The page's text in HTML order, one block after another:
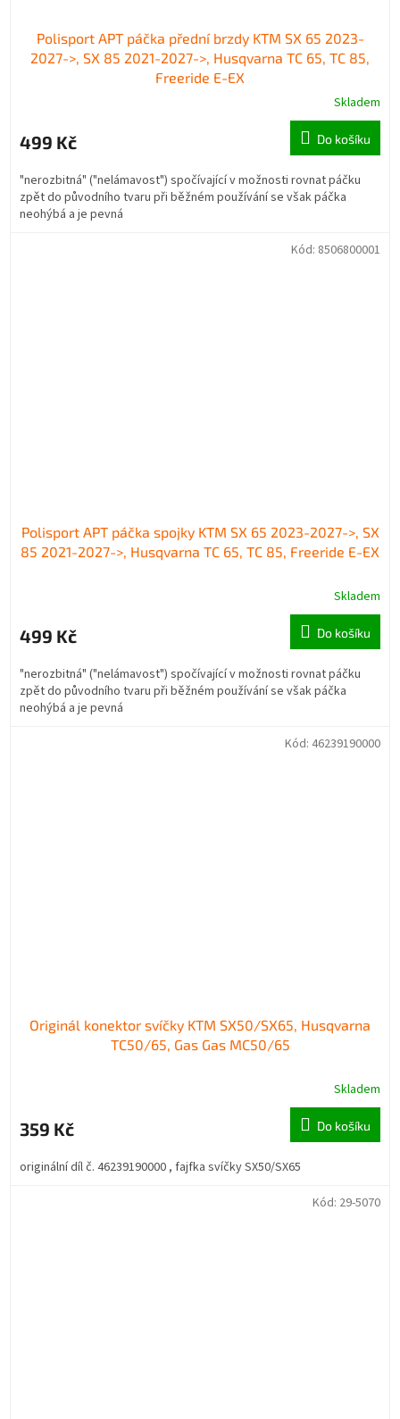
Polisport APT páčka přední brzdy KTM SX 65 2023-
2027->, SX 85 2021-2027->, Husqvarna TC 65, TC 85,
Freeride E-EX
Skladem
499 Kč Do košíku
"nerozbitná" ("nelámavost") spočívající v možnosti rovnat páčku
zpět do původního tvaru při běžném používání se však páčka
neohýbá a je pevná
Polisport APT páčka spojky KTM SX 65 2023-2027->, SX
85 2021-2027->, Husqvarna TC 65, TC 85, Freeride E-EX
Skladem
499 Kč Do košíku
"nerozbitná" ("nelámavost") spočívající v možnosti rovnat páčku
zpět do původního tvaru při běžném používání se však páčka
neohýbá a je pevná
Kód: 8506800001
Originál konektor svíčky KTM SX50/SX65, Husqvarna
TC50/65, Gas Gas MC50/65
Skladem
359 Kč Do košíku
originální díl č. 46239190000 , fajfka svíčky SX50/SX65
Kód: 46239190000
Kód: 29-5070